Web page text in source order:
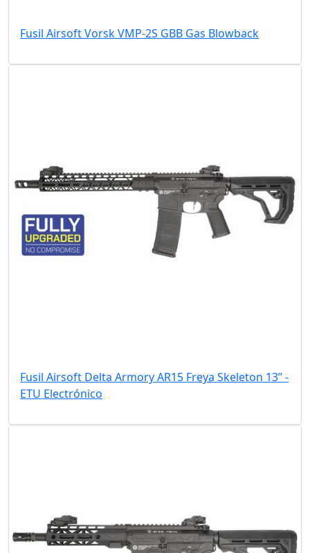
Fusil Airsoft Vorsk VMP-2S GBB Gas Blowback
Fusil Airsoft Delta Armory AR15 Freya Skeleton 13” -
ETU Electrónico